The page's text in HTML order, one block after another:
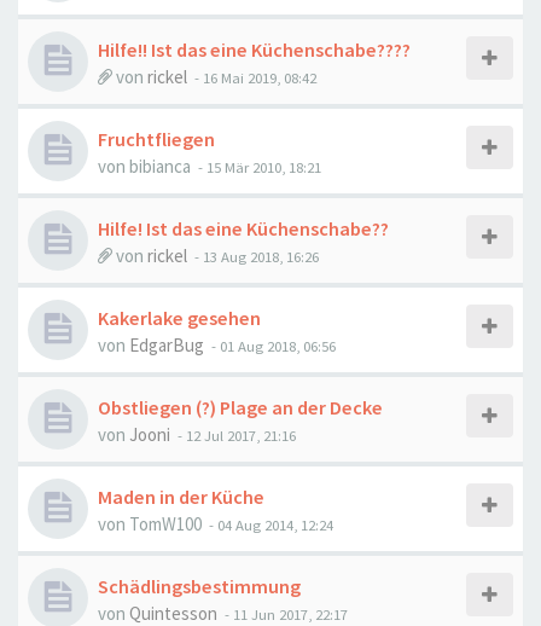
Hilfe!! Ist das eine Küchenschabe????
von rickel - 16 Mai 2019, 08:42
Fruchtfliegen
von bibianca - 15 Mär 2010, 18:21
Hilfe! Ist das eine Küchenschabe??
von rickel - 13 Aug 2018, 16:26
Kakerlake gesehen
von EdgarBug - 01 Aug 2018, 06:56
Obstliegen (?) Plage an der Decke
von Jooni - 12 Jul 2017, 21:16
Maden in der Küche
von TomW100 - 04 Aug 2014, 12:24
Schädlingsbestimmung
von Quintesson - 11 Jun 2017, 22:17